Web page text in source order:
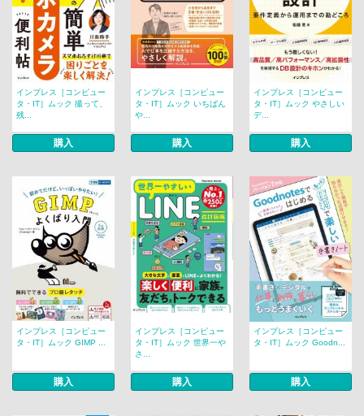
インプレス［コンピュー
タ・IT］ムック 撮って、
残...
購入
インプレス［コンピュー
タ・IT］ムック いちばん
や...
購入
インプレス［コンピュー
タ・IT］ムック やさしい
デ...
購入
インプレス［コンピュー
タ・IT］ムック GIMP ...
購入
インプレス［コンピュー
タ・IT］ムック 世界一や
さ...
購入
インプレス［コンピュー
タ・IT］ムック Goodn...
購入